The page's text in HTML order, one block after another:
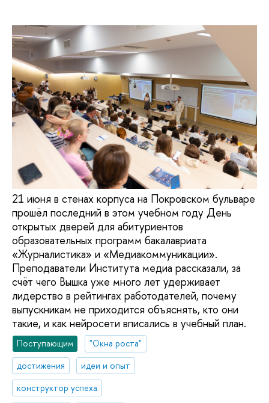
21 июня в стенах корпуса на Покровском бульваре
прошёл последний в этом учебном году День
открытых дверей для абитуриентов
образовательных программ бакалавриата
«Журналистика» и «Медиакоммуникации».
Преподаватели Института медиа рассказали, за
счёт чего Вышка уже много лет удерживает
лидерство в рейтингах работодателей, почему
выпускникам не приходится объяснять, кто они
такие, и как нейросети вписались в учебный план.
Поступающим
"Окна роста"
достижения
идеи и опыт
конструктор успеха